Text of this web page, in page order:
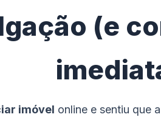
(e
imóvel online e sentiu que